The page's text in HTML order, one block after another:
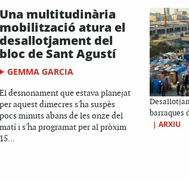
Una multitudinària
mobilització atura el
desallotjament del
bloc de Sant Agustí
GEMMA GARCIA
El desnonament que estava planejat
per aquest dimecres s'ha suspès
pocs minuts abans de les onze del
matí i s'ha programat per al pròxim
15...
barraques
| ARXIU